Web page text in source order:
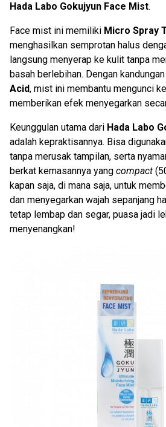
Hada Labo Gokujyun Face Mist.
Face mist ini memiliki Micro Spray
menghasilkan semprotan halus
langsung menyerap ke kulit tanpa
basah berlebihan. Dengan kandungan
Acid, mist ini membantu mengunci
memberikan efek menyegarkan
Keunggulan utama dari Hada Labo
adalah kepraktisannya. Bisa
tanpa merusak tampilan, serta
berkat kemasannya yang compact
kapan saja, di mana saja, untuk
dan menyegarkan wajah sepanjang
tetap lembap dan segar, puasa jadi
menyenangkan!